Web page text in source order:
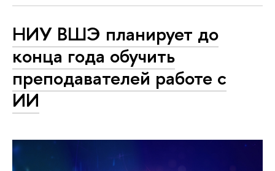
НИУ ВШЭ планирует до
конца года обучить
преподавателей работе с
ИИ